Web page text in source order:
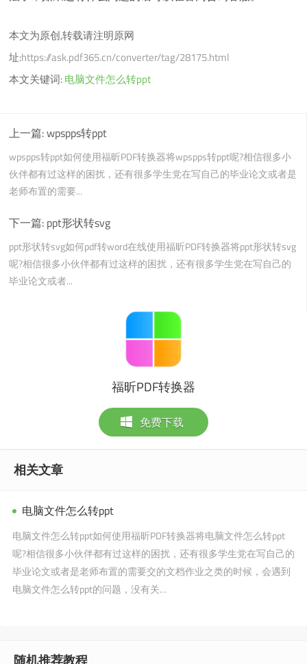
本文为原创,转载请注明原网
址:https://ask.pdf365.cn/converter/tag/28175.html
本文关键词:电脑文件怎么转ppt
上一篇:wpspps转ppt
wpspps转ppt如何使用福昕PDF转换器将wpspps转ppt呢?相信很多小
伙伴都有过这样的困扰，还有很多学生党在写自己的毕业论文或者是
老师布置的需要...
下一篇: ppt形状转svg
ppt形状转svg如何pdf转word在线使用福昕PDF转换器将ppt形状转svg
呢?相信很多小伙伴都有过这样的困扰，还有很多学生党在写自己的
毕业论文或者...
福昕PDF转换器
免费下载
相关文章
电脑文件怎么转ppt
电脑文件怎么转ppt如何使用福昕PDF转换器将电脑文件怎么转ppt
呢?相信很多小伙伴都有过这样的困扰，还有很多学生党在写自己的
毕业论文或者是老师布置的需要交的文档作业之类的时候，会遇到
电脑文件怎么转ppt的问题，没有关…